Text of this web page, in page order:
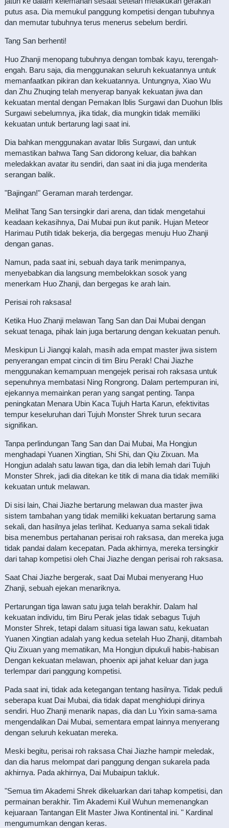
putus asa. Dia memukul panggung kompetisi dengan tubuhnya
dan memutar tubuhnya terus menerus sebelum berdiri.
Tang San berhenti!
Huo Zhanji menopang tubuhnya dengan tombak kayu, terengah-
engah. Baru saja, dia menggunakan seluruh kekuatannya untuk
memanfaatkan pikiran dan kekuatannya. Untungnya, Xiao Wu
dan Zhu Zhuqing telah menyerap banyak kekuatan jiwa dan
kekuatan mental dengan Pemakan Iblis Surgawi dan Duohun Iblis
Surgawi sebelumnya, jika tidak, dia mungkin tidak memiliki
kekuatan untuk bertarung lagi saat ini.
Dia bahkan menggunakan avatar Iblis Surgawi, dan untuk
memastikan bahwa Tang San didorong keluar, dia bahkan
meledakkan avatar itu sendiri, dan saat ini dia juga menderita
serangan balik.
"Bajingan!" Geraman marah terdengar.
Melihat Tang San tersingkir dari arena, dan tidak mengetahui
keadaan kekasihnya, Dai Mubai pun ikut panik. Hujan Meteor
Harimau Putih tidak bekerja, dia bergegas menuju Huo Zhanji
dengan ganas.
Namun, pada saat ini, sebuah daya tarik menimpanya,
menyebabkan dia langsung membelokkan sosok yang
menerkam Huo Zhanji, dan bergegas ke arah lain.
Perisai roh raksasa!
Ketika Huo Zhanji melawan Tang San dan Dai Mubai dengan
sekuat tenaga, pihak lain juga bertarung dengan kekuatan penuh.
Meskipun Li Jiangqi kalah, masih ada empat master jiwa sistem
penyerangan empat cincin di tim Biru Perak! Chai Jiazhe
menggunakan kemampuan mengejek perisai roh raksasa untuk
sepenuhnya membatasi Ning Rongrong. Dalam pertempuran ini,
ejekannya memainkan peran yang sangat penting. Tanpa
peningkatan Menara Ubin Kaca Tujuh Harta Karun, efektivitas
tempur keseluruhan dari Tujuh Monster Shrek turun secara
signifikan.
Tanpa perlindungan Tang San dan Dai Mubai, Ma Hongjun
menghadapi Yuanen Xingtian, Shi Shi, dan Qiu Zixuan. Ma
Hongjun adalah satu lawan tiga, dan dia lebih lemah dari Tujuh
Monster Shrek, jadi dia ditekan ke titik di mana dia tidak memiliki
kekuatan untuk melawan.
Di sisi lain, Chai Jiazhe bertarung melawan dua master jiwa
sistem tambahan yang tidak memiliki kekuatan bertarung sama
sekali, dan hasilnya jelas terlihat. Keduanya sama sekali tidak
bisa menembus pertahanan perisai roh raksasa, dan mereka juga
tidak pandai dalam kecepatan. Pada akhirnya, mereka tersingkir
dari tahap kompetisi oleh Chai Jiazhe dengan perisai roh raksasa.
Saat Chai Jiazhe bergerak, saat Dai Mubai menyerang Huo
Zhanji, sebuah ejekan menariknya.
Pertarungan tiga lawan satu juga telah berakhir. Dalam hal
kekuatan individu, tim Biru Perak jelas tidak sebagus Tujuh
Monster Shrek, tetapi dalam situasi tiga lawan satu, kekuatan
Yuanen Xingtian adalah yang kedua setelah Huo Zhanji, ditambah
Qiu Zixuan yang mematikan, Ma Hongjun dipukuli habis-habisan
Dengan kekuatan melawan, phoenix api jahat keluar dan juga
terlempar dari panggung kompetisi.
Pada saat ini, tidak ada ketegangan tentang hasilnya. Tidak peduli
seberapa kuat Dai Mubai, dia tidak dapat menghidupi dirinya
sendiri. Huo Zhanji menarik napas, dia dan Lu Yixin sama-sama
mengendalikan Dai Mubai, sementara empat lainnya menyerang
dengan seluruh kekuatan mereka.
Meski begitu, perisai roh raksasa Chai Jiazhe hampir meledak,
dan dia harus melompat dari panggung dengan sukarela pada
akhirnya. Pada akhirnya, Dai Mubaipun takluk.
"Semua tim Akademi Shrek dikeluarkan dari tahap kompetisi, dan
permainan berakhir. Tim Akademi Kuil Wuhun memenangkan
kejuaraan Tantangan Elit Master Jiwa Kontinental ini. " Kardinal
mengumumkan dengan keras.